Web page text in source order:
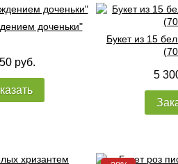
доченьки"
руб.
Букет из 15
5